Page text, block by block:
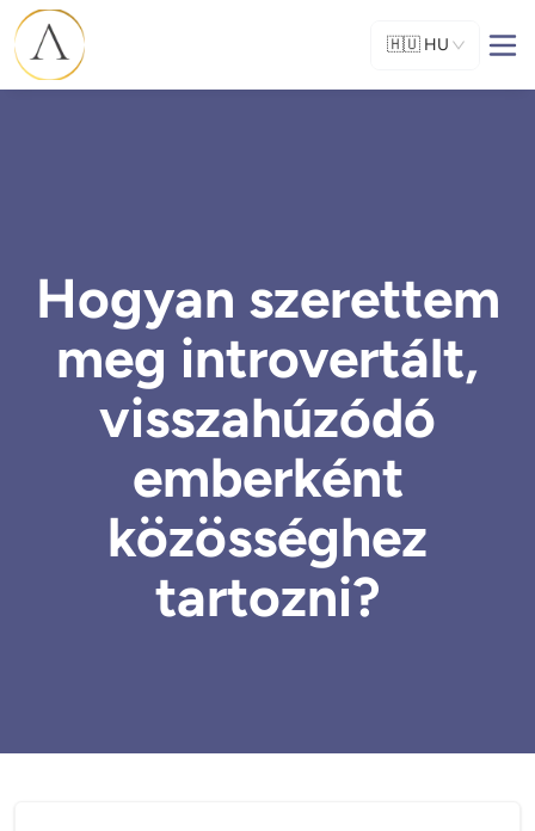
🇭🇺 HU
Hogyan szerettem
meg introvertált,
visszahúzódó
emberként
közösséghez
tartozni?